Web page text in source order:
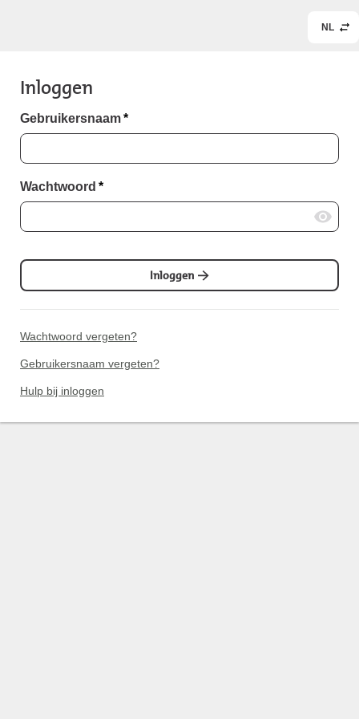
NL
Inloggen
Gebruikersnaam*
Wachtwoord *
Inloggen
Wachtwoord vergeten?
Gebruikersnaam vergeten?
Hulp bij inloggen